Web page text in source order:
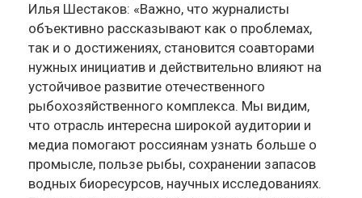
Илья Шестаков: «Важно, что журналисты
объективно рассказывают как о проблемах,
так и о достижениях, становится соавторами
нужных инициатив и действительно влияют на
устойчивое развитие отечественного
рыбохозяйственного комплекса. Мы видим,
что отрасль интересна широкой аудитории и
медиа помогают россиянам узнать больше о
промысле, пользе рыбы, сохранении запасов
водных биоресурсов, научных исследованиях.